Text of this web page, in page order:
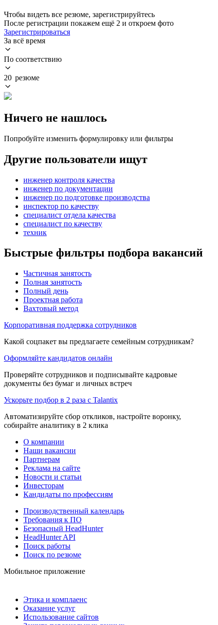
Чтобы видеть все резюме, зарегистрируйтесь
После регистрации покажем ещё 2 и откроем фото
Зарегистрироваться
За всё время
По соответствию
20 резюме
Ничего не нашлось
Попробуйте изменить формулировку или фильтры
Другие пользователи ищут
инженер контроля качества
инженер по документации
инженер по подготовке производства
инспектор по качеству
специалист отдела качества
специалист по качеству
техник
Быстрые фильтры подбора вакансий
Частичная занятость
Полная занятость
Полный день
Проектная работа
Вахтовый метод
Корпоративная поддержка сотрудников
Какой соцпакет вы предлагаете семейным сотрудникам?
Оформляйте кандидатов онлайн
Проверяйте сотрудников и подписывайте кадровые
документы без бумаг и личных встреч
Ускорьте подбор в 2 раза с Talantix
Автоматизируйте сбор откликов, настройте воронку,
собирайте аналитику в 2 клика
О компании
Наши вакансии
Партнерам
Реклама на сайте
Новости и статьи
Инвесторам
Кандидаты по профессиям
Производственный календарь
Требования к ПО
Безопасный HeadHunter
HeadHunter API
Поиск работы
Поиск по резюме
Мобильное приложение
Этика и комплаенс
Оказание услуг
Использование сайтов